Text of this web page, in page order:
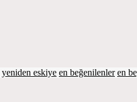
yeniden eskiye en beğenilenler en